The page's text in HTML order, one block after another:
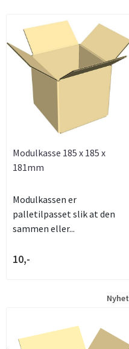
Modulkasse 185 x 185 x
181mm
Modulkassen er
palletilpasset slik at den
sammen eller...
10,-
Nyhet